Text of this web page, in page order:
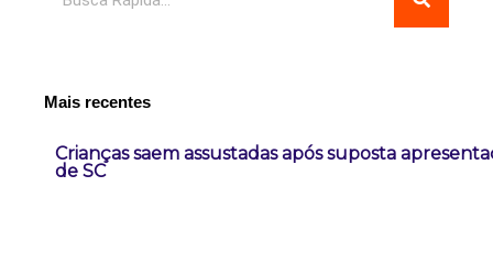
Mais recentes
Crianças saem assustadas após suposta
de SC